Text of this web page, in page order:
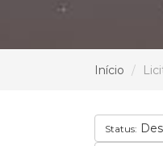
Início
Status: